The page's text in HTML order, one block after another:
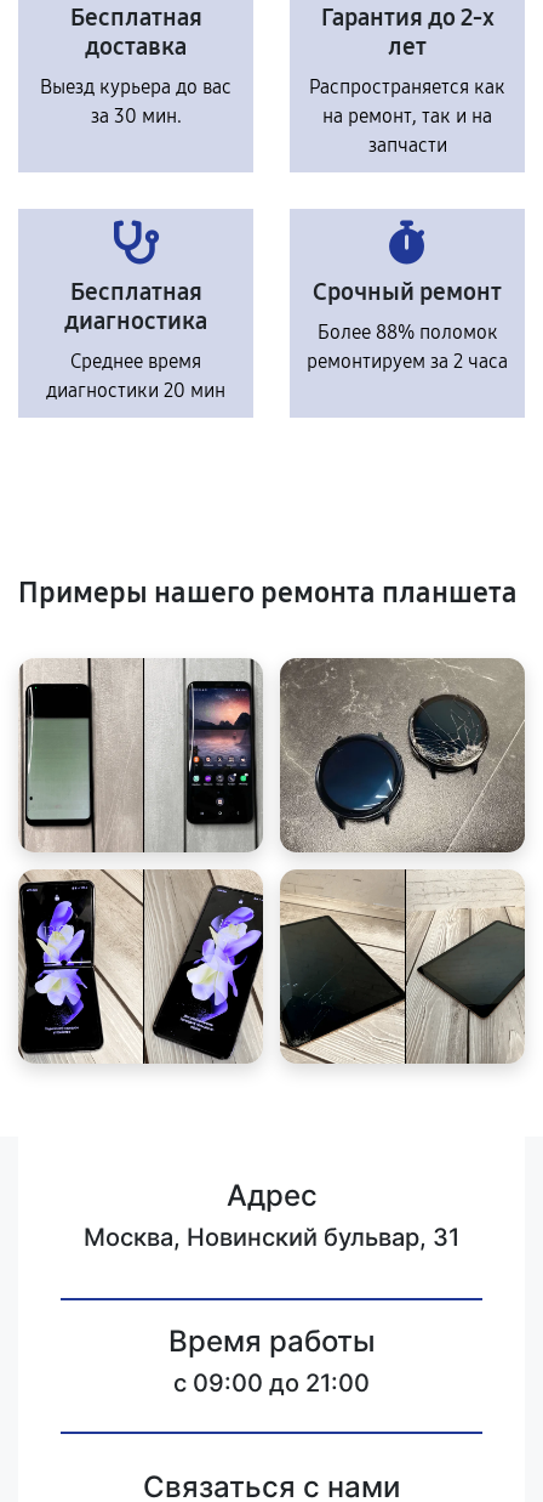
Бесплатная
доставка
Выезд курьера до вас
за 30 мин.
Гарантия до 2-х
лет
Распространяется как
на ремонт, так и на
запчасти
Бесплатная
диагностика
Среднее время
диагностики 20 мин
Срочный ремонт
Более 88% поломок
ремонтируем за 2 часа
Примеры нашего ремонта планшета
Адрес
Москва, Новинский бульвар, 31
Время работы
c 09:00 до 21:00
Связаться с нами